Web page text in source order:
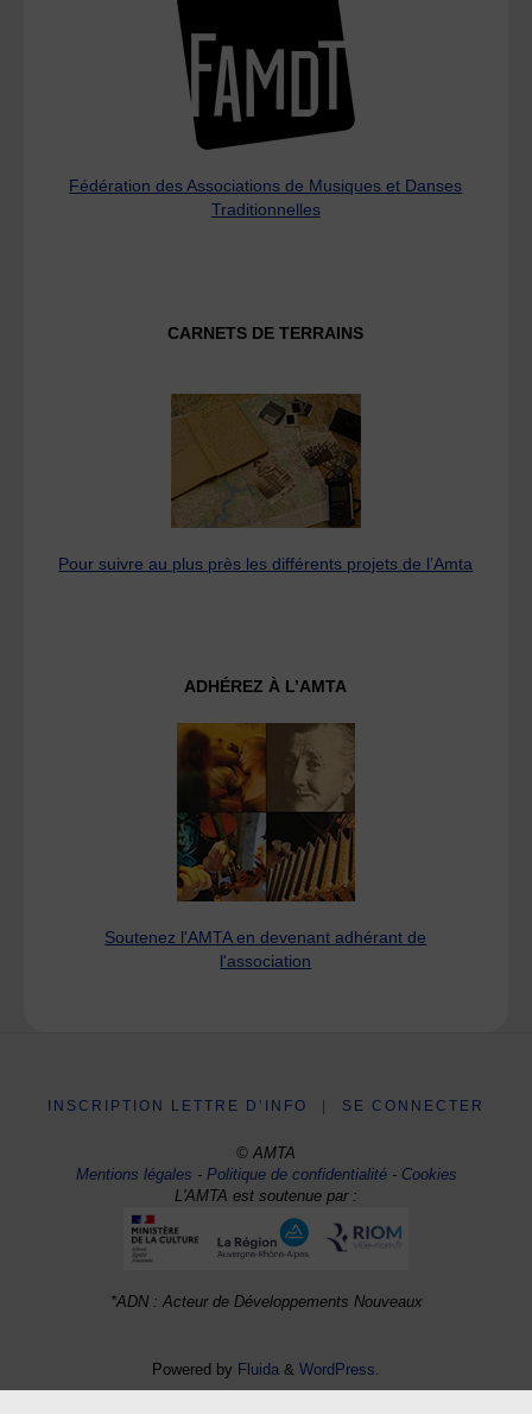
Fédération des Associations de Musiques et Danses
Traditionnelles
CARNETS DE TERRAINS
Pour suivre au plus près les différents projets de l’Amta
ADHÉREZ À L’AMTA
Soutenez l'AMTA en devenant adhérant de
l'association
INSCRIPTION LETTRE D’INFO SE CONNECTER
© AMTA
Mentions légales -Politique de confidentialité- Cookies
L'AMTA est soutenue par :
*ADN : Acteur de Développements Nouveaux
Powered by Fluida & WordPress.